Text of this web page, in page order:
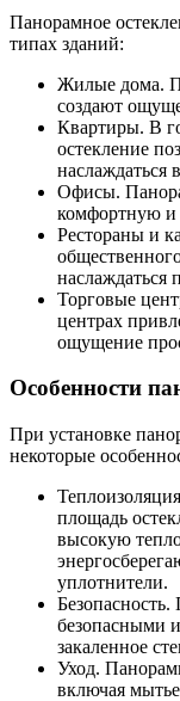
Панорамное
типах зданий:
Жилые дома.
создают
Квартиры. В
остекление
наслаждаться
Офисы.
комфортную и
Рестораны и
наслаждаться
Торговые
центрах
ощущение
Особенности
При установке
некоторые
площадь
высокую
уплотнители.
безопасными
закаленное
Уход.
включая